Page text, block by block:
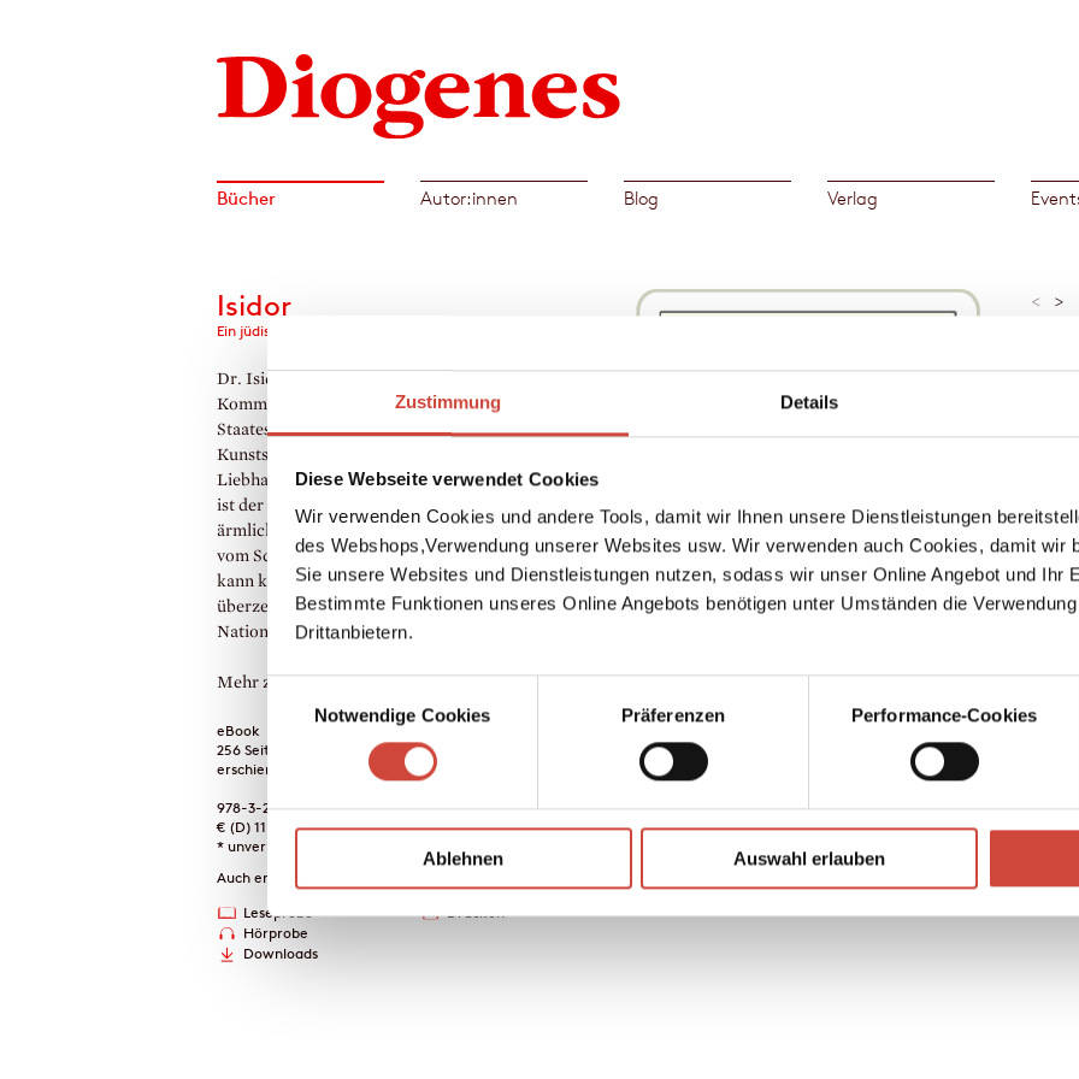
Zustimmung Details
Diese Webseite verwendet Cookies
Wir verwenden Cookies und andere Tools, damit wir Ihnen unsere Dienstleistungen
des Webshops,Verwendung unserer Websites usw. Wir verwenden auch Cookies, damit wir
Sie unsere Websites und Dienstleistungen nutzen, sodass wir unser Online Angebot und Ihr
Bestimmte Funktionen unseres Online Angebots benötigen unter Umständen die
Drittanbietern.
Einwilligungsauswahl
Notwendige Cookies
Präferenzen Performance-Cookies
Ablehnen Auswahl erlauben
Bücher Autor:innen Blog Verlag
Kaufen
Isidor
Ein jüdisches Leben
Dr. Isidor Geller hat es geschafft: Er ist
Kommerzialrat, Berater des österreichischen
Staates, Multimillionär, Opernfreund und
Kunstsammler und nach zwei gescheiterten Ehen
Liebhaber einer wunderschönen Sängerin. Weit
ist der Weg, den er aus dem hintersten,
ärmlichsten Winkel Galiziens zurückgelegt hat,
vom Schtetl in die obersten Kreise Wiens. Ihm
kann keiner etwas anhaben, davon ist Isidor
überzeugt. Und schon gar nicht diese vulgären
Nationalsozialisten.
Mehr zum Inhalt
eBook
256 Seiten (Printausgabe)
erschienen am 24. August 2022
978-3-257-61304-9
€ (D) 11.99 / sFr 15.00* / € (A) 11.99
* unverb. Preisempfehlung
Auch erhältlich als
Leseprobe
Hörprobe
Downloads
Drucken
< >
»Ein
Natan